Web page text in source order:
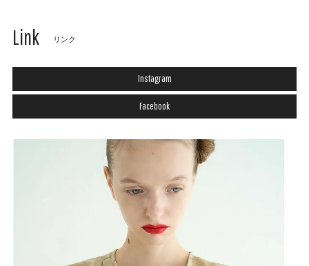
Link リンク
Instagram
Facebook